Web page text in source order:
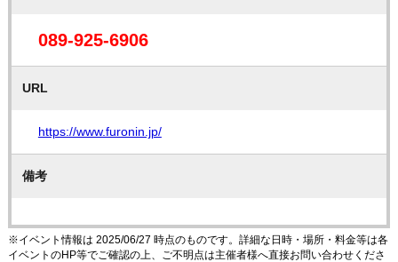
089-925-6906
URL
https://www.furonin.jp/
備考
※イベント情報は 2025/06/27 時点のものです。詳細な日時・場所・料金等は各
イベントのHP等でご確認の上、ご不明点は主催者様へ直接お問い合わせくださ